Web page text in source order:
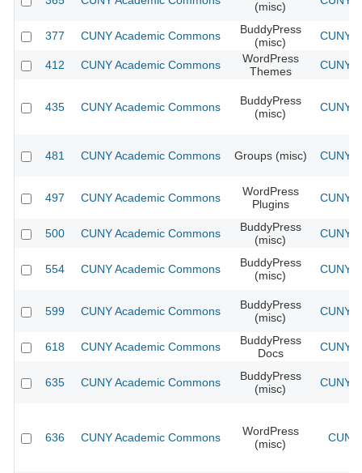
(misc)
377 CUNY Academic Commons
BuddyPress
(misc)
CUNY
412 CUNY Academic Commons
WordPress
Themes
CUNY
435 CUNY Academic Commons
BuddyPress
(misc)
CUNY
481 CUNY Academic Commons Groups (misc) CUNY
497 CUNY Academic Commons
WordPress
Plugins
CUNY
500 CUNY Academic Commons
BuddyPress
(misc)
CUNY
554 CUNY Academic Commons
BuddyPress
(misc)
CUNY
599 CUNY Academic Commons
BuddyPress
(misc)
CUNY
618 CUNY Academic Commons
BuddyPress
Docs
CUNY
635 CUNY Academic Commons
BuddyPress
(misc)
CUNY
636 CUNY Academic Commons
WordPress
(misc)